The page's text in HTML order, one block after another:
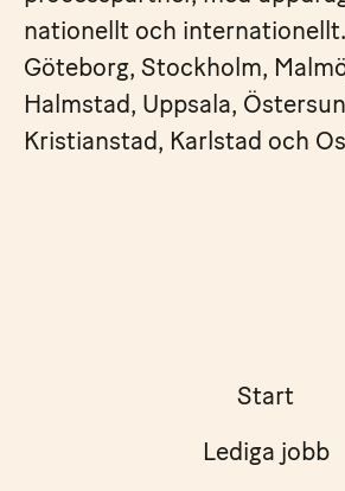
nationellt och
Göteborg, Stockholm,
Halmstad, Uppsala,
Kristianstad, Karlstad och
Start
Lediga jobb